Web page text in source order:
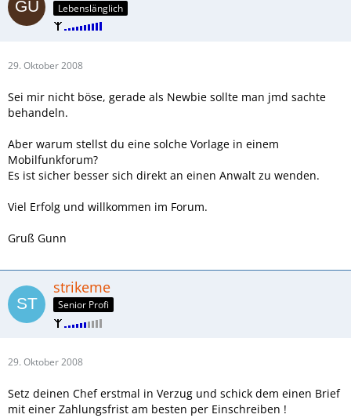
Lebenslänglich
29. Oktober 2008
Sei mir nicht böse, gerade als Newbie sollte man jmd sachte
behandeln.
Aber warum stellst du eine solche Vorlage in einem
Mobilfunkforum?
Es ist sicher besser sich direkt an einen Anwalt zu wenden.
Viel Erfolg und willkommen im Forum.
Gruß Gunn
strikeme
Senior Profi
29. Oktober 2008
Setz deinen Chef erstmal in Verzug und schick dem einen Brief
mit einer Zahlungsfrist am besten per Einschreiben !